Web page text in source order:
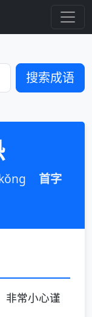
搜索成语
首字
非常小心谨